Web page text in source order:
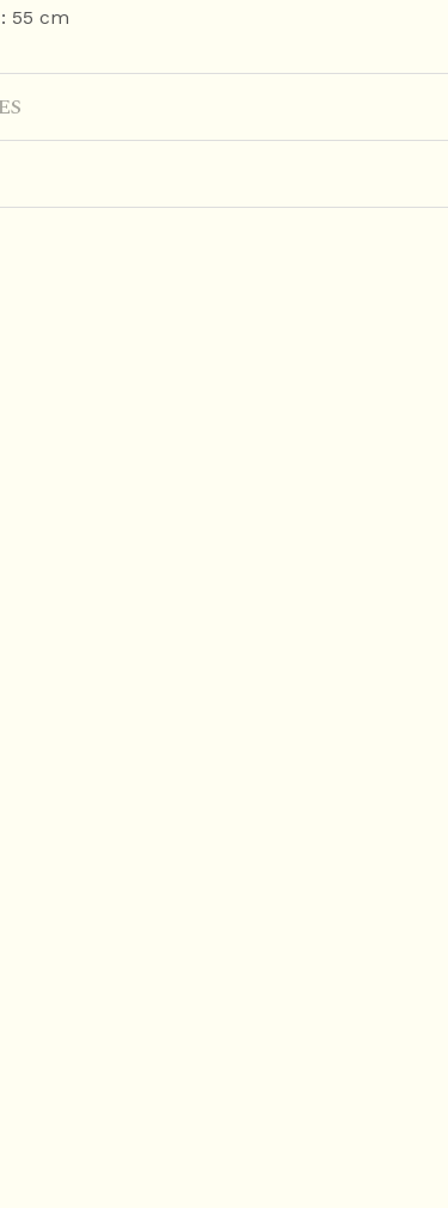
55 cm